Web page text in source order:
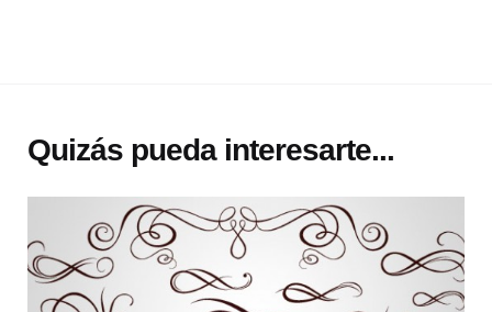
Quizás pueda interesarte...